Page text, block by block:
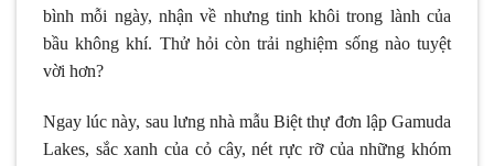
bình mỗi ngày, nhận về nhưng tinh khôi trong lành của
bầu không khí. Thử hỏi còn trải nghiệm sống nào tuyệt
vời hơn?
Ngay lúc này, sau lưng nhà mẫu Biệt thự đơn lập Gamuda
Lakes, sắc xanh của cỏ cây, nét rực rỡ của những khóm